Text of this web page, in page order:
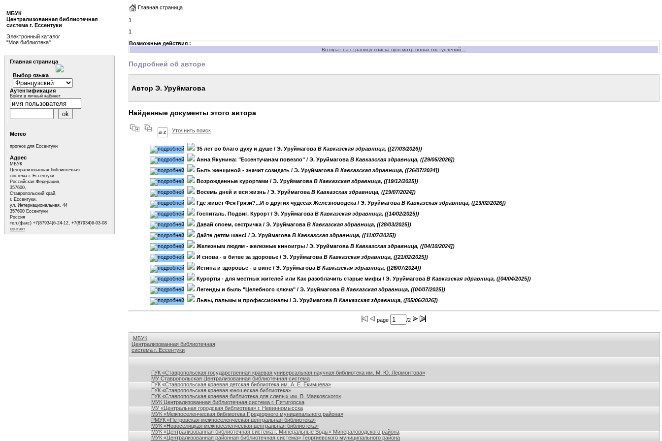
Главная страница
1
1
Возможные действия :
Возврат на страницу поиска просмотр новых поступлений...
Подробней об авторе
Автор Э. Уруймагова
Найденные документы этого автора
Уточнить поиск
35 лет во благо духу и душе/ Э. Уруймагова B Кавказская здравница, ([27/03/2026])
Анна Якунина: "Ессентучанам повезло"/ Э. Уруймагова B Кавказская здравница, ([29/05/2026])
Быть женщиной - значит созидать/ Э. Уруймагова B Кавказская здравница, ([26/07/2024])
Возрожденные курортами / Э. Уруймагова B Кавказская здравница, ([19/12/2025])
Восемь дней и вся жизнь/ Э. Уруймагова B Кавказская здравница, ([19/07/2024])
Где живёт Фея Грязи?...И о других чудесах Железноводска/ Э. Уруймагова B Кавказская здравница, ([13/02/2026])
Госпиталь. Подвиг. Курорт/ Э. Уруймагова B Кавказская здравница, ([14/02/2025])
Давай споем, сестричка/ Э. Уруймагова B Кавказская здравница, ([28/03/2025])
Дайте детям шанс! / Э. Уруймагова B Кавказская здравница, ([11/07/2025])
Железным людям - железные киноигры/ Э. Уруймагова B Кавказская здравница, ([04/10/2024])
И снова - в битве за здоровье/ Э. Уруймагова B Кавказская здравница, ([21/02/2025])
Истина и здоровье - в вине/ Э. Уруймагова B Кавказская здравница, ([26/07/2024])
Курорты - для местных жителей или Как разоблачить старые мифы/ Э. Уруймагова B Кавказская здравница, ([04/04/2025])
Легенды и быль "Целебного ключа"/ Э. Уруймагова B Кавказская здравница, ([04/07/2025])
Львы, пальмы и профессионалы/ Э. Уруймагова B Кавказская здравница, ([05/06/2026])
page /2
МБУК
Централизованная библиотечная
система г. Ессентуки
ГУК «Ставропольская государственная краевая универсальная научная библиотека им. М. Ю. Лермонтова»
МУ Ставропольская Централизованная библиотечная система
ГУК «Ставропольская краевая детская библиотека им. А. Е. Екимцева»
ГУК «Ставропольская краевая юношеская библиотека»
ГУК «Ставропольская краевая библиотека для слепых им. В. Маяковского»
МУК Централизованная библиотечная система г. Пятигорска
МУ «Центральная городская библиотека» г. Невинномысска
МУК «Межпоселенческая библиотека Предгорного муниципального района»
РМУК «Петровская межпоселенческая центральная библиотека»
МУК «Новоселицкая межпоселенческая центральная библиотека»
МУК «Централизованная библиотечная система г. Минеральные Воды» Минераловодского района
МУК «Централизованная районная библиотечная система» Георгиевского муниципального района
МБУК
Централизованная библиотечная
система г. Ессентуки
Электронный каталог
"Моя библиотека"
Главная страница
Выбор языка
Аутентификация
Войти в личный кабинет
Метео
прогноз для Ессентуки
Адрес
МБУК
Централизованная библиотечная
система г. Ессентуки
Российская Федерация,
357600,
Ставропольский край,
г. Ессентуки,
ул. Интернациональная, 44
357600 Ессентуки
Россия
тел.(факс) +7(87934)6-24-12, +7(87934)6-03-08
контакт